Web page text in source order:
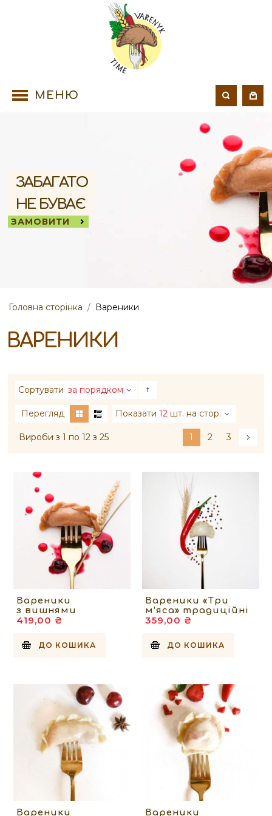
МЕНЮ
ЗАБАГАТО
НЕ БУВАЄ
ЗАМОВИТИ
Головна сторінка / Вареники
ВАРЕНИКИ
Сортувати за порядком
Перегляд Показати 12 шт. на стор.
Вироби з 1 по 12 з 25 1 2 3
Вареники
з вишнями
419,00 ₴
ДО КОШИКА
Вареники «Три
м’яса» традиційні
359,00 ₴
ДО КОШИКА
Вареники Вареники